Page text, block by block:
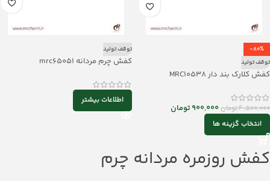
-80%
توقف تولید
کفش کلارک بند دار MRC10538
4,500,000تومان900,000تومان
انتخاب گزینه ها
توقف تولید
کفش چرم مردانه mrc65051
اطلاعات بیشتر
کفش روزمره مردانه چرم